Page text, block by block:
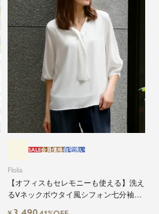
Flolia
【オフィスもセレモニーも使える】洗え
るVネックボウタイ風シフォン七分袖ビ
SALE会員価格自宅洗い